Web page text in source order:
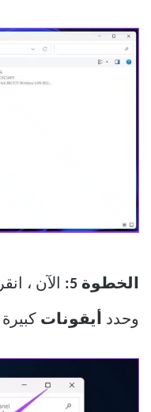
الخطوة 5: الآن ،
وحدد أيقونات